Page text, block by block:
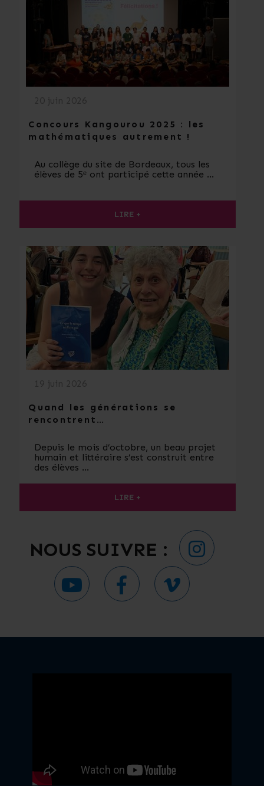
Concours Kangourou 2025 : les
mathématiques autrement !
Au collège du site de Bordeaux, tous les
élèves de 5ᵉ ont participé cette année …
LIRE +
Quand les générations se
rencontrent…
Depuis le mois d’octobre, un beau projet
humain et littéraire s’est construit entre
des élèves …
LIRE +
NOUS SUIVRE :